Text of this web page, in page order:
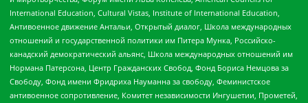
International Education, Cultural Vistas, Institute of International Education,
Антивоенное движение Антальи, Открытый диалог, Школа международных
отношений и государственной политики им Питера Мунка, Российско-
канадский демократический альянс, Школа международных отношений им
Нормана Патерсона, Центр Гражданских Свобод, Фонд Бориса Немцова за
Свободу, Фонд имени Фридриха Науманна за свободу, Феминистское
антивоенное сопротивление, Комитет независимости Ингушетии, Прометей,